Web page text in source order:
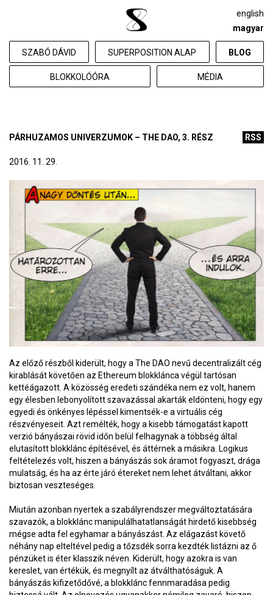
SZABÓ DÁVID SUPERPOSITION ALAP BLOG
BLOKKOLÓÓRA MÉDIA
english
magyar
RSS
PÁRHUZAMOS UNIVERZUMOK – THE DAO, 3. RÉSZ
2016. 11. 29.
Az előző részből kiderült, hogy a The DAO nevű decentralizált cég
kirablását követően az Ethereum blokklánca végül tartósan
kettéágazott. A közösség eredeti szándéka nem ez volt, hanem
egy élesben lebonyolított szavazással akarták eldönteni, hogy egy
egyedi és önkényes lépéssel kimentsék-e a virtuális cég
részvényeseit. Azt remélték, hogy a kisebb támogatást kapott
verzió bányászai rövid időn belül felhagynak a többség által
elutasított blokklánc építésével, és áttérnek a másikra. Logikus
feltételezés volt, hiszen a bányászás sok áramot fogyaszt, drága
mulatság, és ha az érte járó étereket nem lehet átváltani, akkor
biztosan veszteséges.
Miután azonban nyertek a szabályrendszer megváltoztatására
szavazók, a blokklánc manipulálhatatlanságát hirdető kisebbség
mégse adta fel egyhamar a bányászást. Az elágazást követő
néhány nap elteltével pedig a tőzsdék sorra kezdték listázni az ő
pénzüket is éter klasszik néven. Kiderült, hogy azokra is van
kereslet, van értékük, és megnyílt az átválthatóságuk. A
bányászás kifizetődővé, a blokklánc fennmaradása pedig